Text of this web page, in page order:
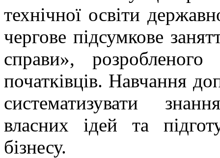
технічної освіти
чергове підсумкове
справи»,
початківців. Навчання
систематизувати
власних ідей та
бізнесу.